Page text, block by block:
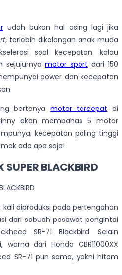
udah bukan hal asing lagi jika
, terlebih dikalangan anak muda
soal kecepatan. kalau
sejujurnya motor sport dari 150
power dan kecepatan
bertanya motor tercepat di
akan membahas 5 motor
kecepatan paling tinggi
ada apa saja!
SUPER BLACKBIRD
diproduksi pada pertengahan
dari sebuah pesawat pengintai
SR-71 Blackbird. Selain
dari Honda CBR11000XX
SR-71 pun sama, yakni hitam